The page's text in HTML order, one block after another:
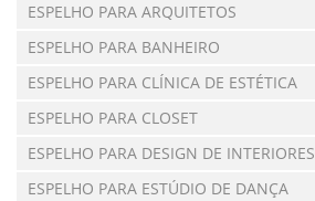
ESPELHO PARA ARQUITETOS
ESPELHO PARA BANHEIRO
ESPELHO PARA CLÍNICA DE ESTÉTICA
ESPELHO PARA CLOSET
ESPELHO PARA DESIGN DE INTERIORES
ESPELHO PARA ESTÚDIO DE DANÇA